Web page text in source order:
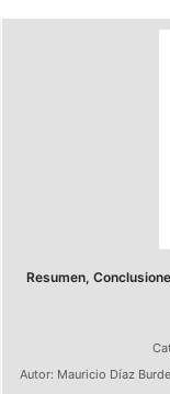
Resumen,
Autor: Mauricio Díaz